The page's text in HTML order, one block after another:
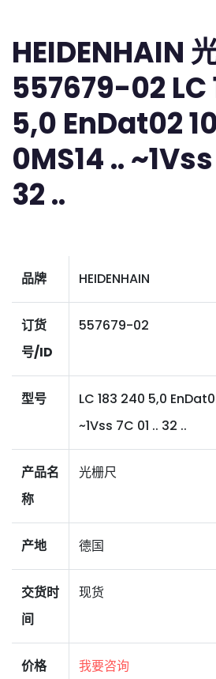
HEIDENHAIN
557679-02 LC
5,0 EnDat02
0MS14 ..
32 ..
品牌 HEIDENHAIN
订货
号/ID
557679-02
型号
LC 183 240 5,0
~1Vss 7C 01 .. 32 ..
产品名
称
光栅尺
产地 德国
交货时
间
现货
价格 我要咨询